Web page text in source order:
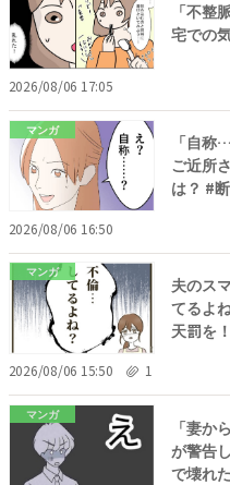
「不整
宅での
2026/08/06 17:05
マンガ
「自
ご近所
は？ #
2026/08/06 16:50
マンガ
夫のス
てるよ
天罰を
2026/08/06 15:50 1
マンガ
「妻か
が警告
で壊れ